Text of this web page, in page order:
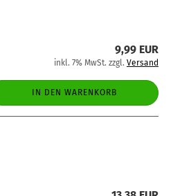
9,99 EUR
inkl. 7% MwSt. zzgl. Versand
IN DEN WARENKORB